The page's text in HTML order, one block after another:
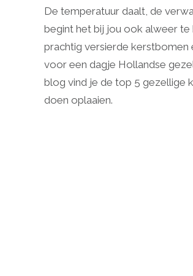
De temperatuur daalt, de
begint het bij jou ook alweer te
prachtig versierde kerstbomen
voor een dagje Hollandse
blog vind je de top 5 gezellige
doen oplaaien.